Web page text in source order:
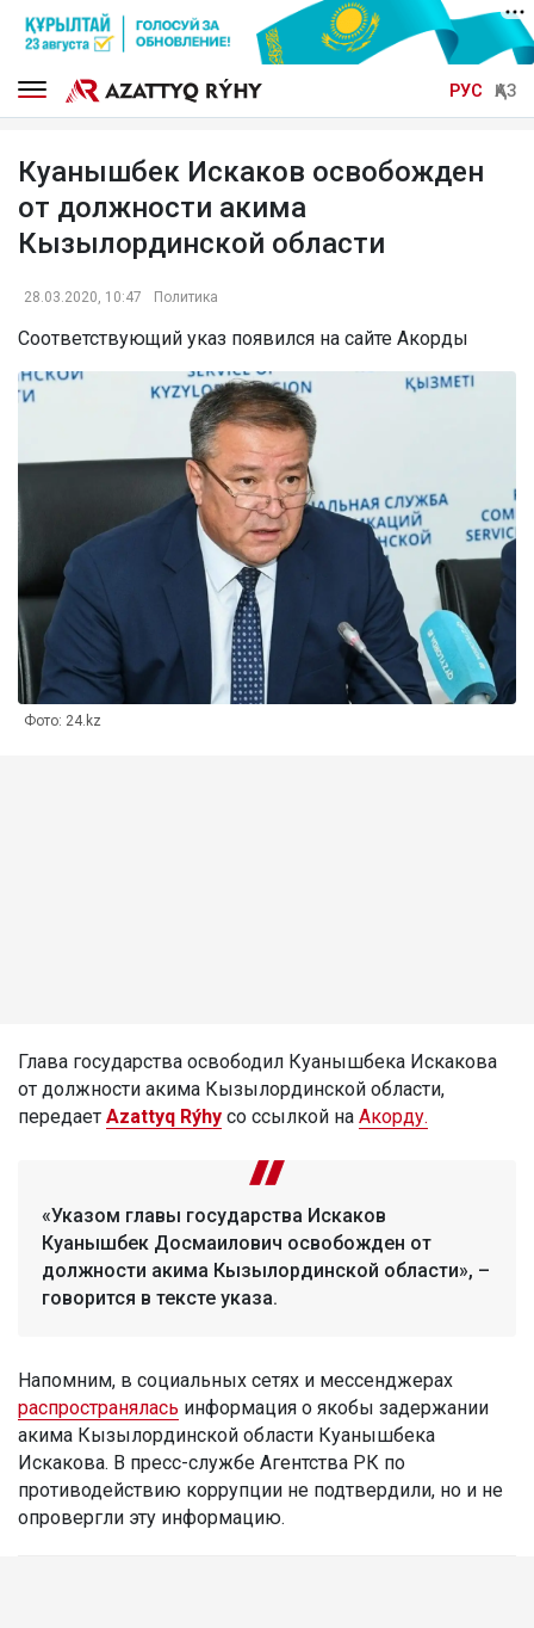
РУС ҚАЗ
Куанышбек Искаков освобожден
от должности акима
Кызылординской области
28.03.2020, 10:47 Политика
Соответствующий указ появился на сайте Акорды
Фото: 24.kz
Глава государства освободил Куанышбека Искакова
от должности акима Кызылординской области,
передает Azattyq Rýhy со ссылкой на Акорду.
«Указом главы государства Искаков
Куанышбек Досмаилович освобожден от
должности акима Кызылординской области», –
говорится в тексте указа.
Напомним, в социальных сетях и мессенджерах
распространялась информация о якобы задержании
акима Кызылординской области Куанышбека
Искакова. В пресс-службе Агентства РК по
противодействию коррупции не подтвердили, но и не
опровергли эту информацию.